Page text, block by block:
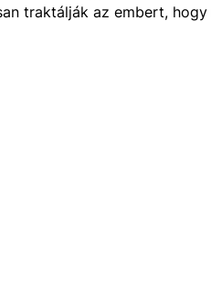
traktálják az embert,